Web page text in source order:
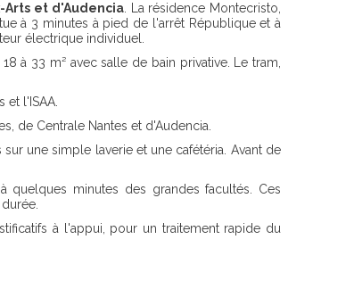
Arts et d'Audencia. La résidence Montecristo,
à 3 minutes à pied de l'arrêt République et à
électrique individuel.
à 33 m² avec salle de bain privative. Le tram,
l'ISAA.
de Centrale Nantes et d'Audencia.
une simple laverie et une cafétéria. Avant de
quelques minutes des grandes facultés. Ces
à l'appui, pour un traitement rapide du